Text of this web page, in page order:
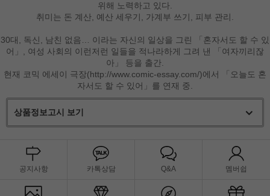
위해 노력하고 있다.
취미는 돈 계산, 예산 세우기, 가계부 쓰기, 피부 관리.
30대, 독신, 남친 없음… 이라는 자신의 일상을 그린 「혼자서도 할 수 있
어」, 여성 사회의 이런저런 일들을 적나라하게 그려 낸 「여자끼리잖
아」 등을 출간.
현재 코믹 에세이 극장(http://www.comic-essay.com/)에서 「오늘도 혼
자서도 할 수 있어」를 연재 중.
상품정보고시 보기
공지사항 카톡상담 Q&A 멤버쉽